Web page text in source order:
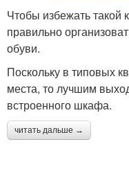
Чтобы избежать такой
правильно
обуви.
Поскольку в типовых
места, то лучшим
встроенного шкафа.
читать дальше →